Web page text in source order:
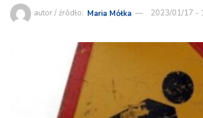
autor / źródło: Maria Mółka 2023/01/17 -